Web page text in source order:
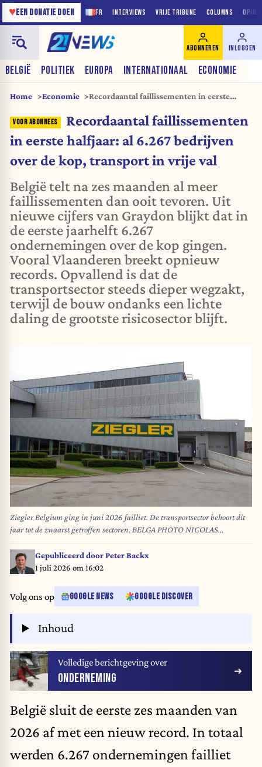
FR INTERVIEWS VRIJE TRIBUNE COLUMNS
♥EEN DONATIE DOEN
BELGIË POLITIEK EUROPA INTERNATIONAAL ECONOMIE
ABONNEREN INLOGGEN
Home Economie
Recordaantal faillissementen in eerste
transport in vrije val
Recordaantal faillissementen
in eerste halfjaar: al 6.267 bedrijven
over de kop, transport in vrije val
België telt na zes maanden al meer
faillissementen dan ooit tevoren. Uit
nieuwe cijfers van Graydon blijkt dat in
de eerste jaarhelft 6.267
ondernemingen over de kop gingen.
Vooral Vlaanderen breekt opnieuw
records. Opvallend is dat de
transportsector steeds dieper wegzakt,
terwijl de bouw ondanks een lichte
daling de grootste risicosector blijft.
Ziegler Belgium ging in juni 2026 failliet. De transportsector behoort dit
jaar tot de zwaarst getroffen sectoren. BELGA PHOTO NICOLAS
MAETERLINCK
Gepubliceerd doorPeter Backx
1 juli 2026 om 16:02
Volg ons op GOOGLE NEWS GOOGLE DISCOVER
Inhoud
Volledige berichtgeving over
ONDERNEMING
België sluit de eerste zes maanden van
2026 af met een nieuw record. In totaal
werden 6.267 ondernemingen failliet